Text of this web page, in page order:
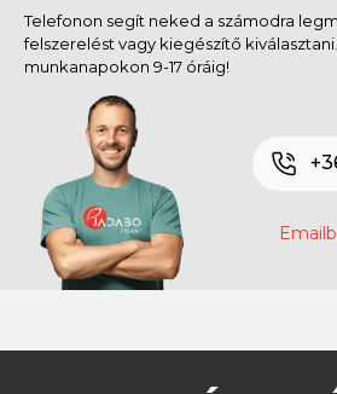
Telefonon segít neked a számodra
felszerelést vagy kiegészítő
munkanapokon 9-17 óráig!